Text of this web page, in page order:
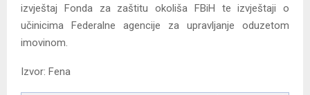
izvještaj Fonda za zaštitu okoliša FBiH te izvještaji o
učinicima Federalne agencije za upravljanje oduzetom
imovinom.
Izvor: Fena